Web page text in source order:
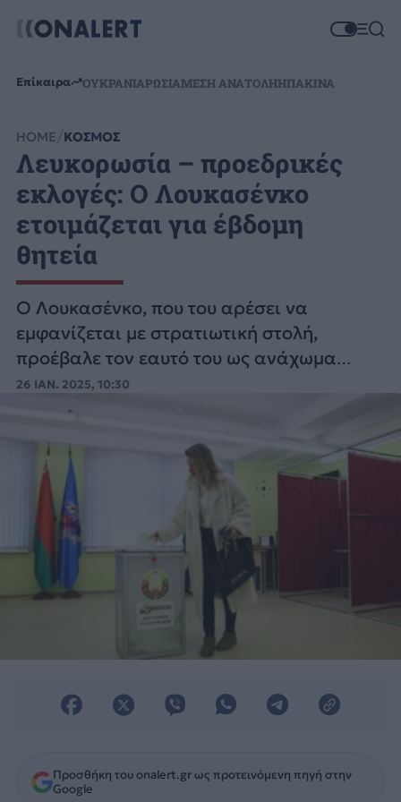
Επίκαιρα ΟΥΚΡΑΝΙΑΡΩΣΙΑΜΕΣΗ ΑΝΑΤΟΛΗΗΠΑΚΙΝΑ
HOME ΚΟΣΜΟΣ
Λευκορωσία – προεδρικές
εκλογές: Ο Λουκασένκο
ετοιμάζεται για έβδομη
θητεία
Ο Λουκασένκο, που του αρέσει να
εμφανίζεται με στρατιωτική στολή,
προέβαλε τον εαυτό του ως ανάχωμα
απέναντι στο χάος του πολέμου στην
Ουκρανία.
26 ΙΑΝ. 2025, 10:30
Προσθήκη του onalert.gr ως προτεινόμενη πηγή στην
Google